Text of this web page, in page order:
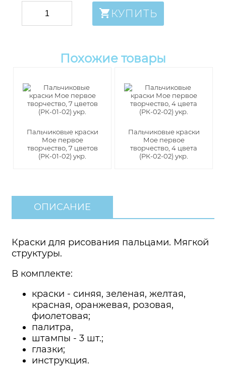
КУПИТЬ
Похожие товары
Пальчиковые краски
Мое первое
творчество, 7 цветов
(РК-01-02) укр.
Пальчиковые краски
Мое первое
творчество, 4 цвета
(РК-02-02) укр.
ОПИСАНИЕ
Краски для рисования пальцами. Мягкой
структуры.
В комплекте:
краски - синяя, зеленая, желтая,
красная, оранжевая, розовая,
фиолетовая;
палитра,
штампы - 3 шт.;
глазки;
инструкция.